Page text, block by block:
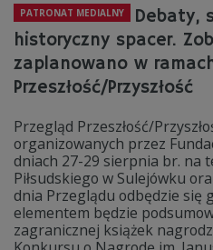
PATRONAT MEDIALNY
Debaty,
historyczny spacer.
zaplanowano w
Przeszłość/Przyszłość
Przegląd Przeszłość/
organizowanych przez
dniach 27-29 sierpnia br. na
Piłsudskiego w Sulejówku
dnia Przeglądu odbędzie się
elementem będzie
zagranicznej książek